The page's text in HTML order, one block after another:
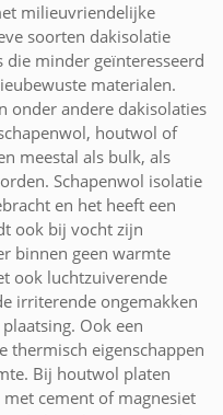
milieuvriendelijke
soorten dakisolatie
minder geïnteresseerd
materialen.
onder andere dakisolaties
houtwol of
meestal als bulk, als
Schapenwol isolatie
en het heeft een
ook bij vocht zijn
binnen geen warmte
ook luchtzuiverende
irriterende ongemakken
Ook een
thermisch eigenschappen
Bij houtwol platen
cement of magnesiet